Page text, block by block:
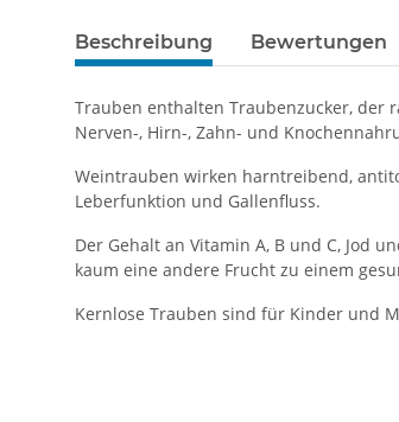
Beschreibung Bewertungen
Trauben enthalten Traubenzucker, der
Nerven-, Hirn-, Zahn- und
Weintrauben wirken harntreibend,
Leberfunktion und Gallenfluss.
Der Gehalt an Vitamin A, B und C, Jod
kaum eine andere Frucht zu einem
Kernlose Trauben sind für Kinder und